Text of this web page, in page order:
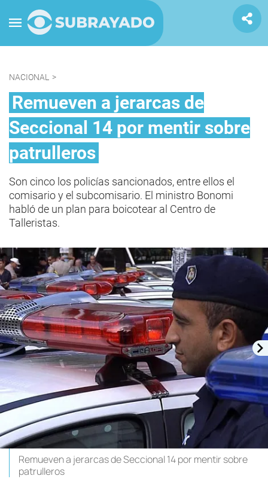
NACIONAL >
Remueven a jerarcas de
Seccional 14 por mentir sobre
patrulleros
Son cinco los policías sancionados, entre ellos el
comisario y el subcomisario. El ministro Bonomi
habló de un plan para boicotear al Centro de
Talleristas.
Remueven a jerarcas de Seccional 14 por mentir sobre
patrulleros